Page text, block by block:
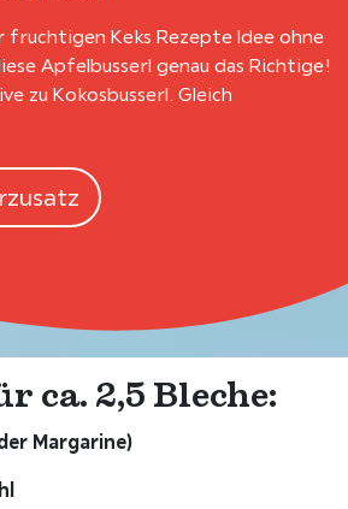
fruchtigen Keks Rezepte Idee ohne
Apfelbusserl genau das Richtige!
zu Kokosbusserl. Gleich
ca. 2,5 Bleche:
Margarine)